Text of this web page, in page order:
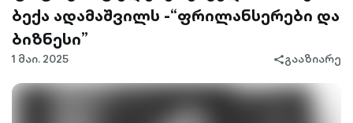
ბექა ადამაშვილს -“ფრილანსერები და
ბიზნესი”
1 მაი. 2025
share-
გააზიარე